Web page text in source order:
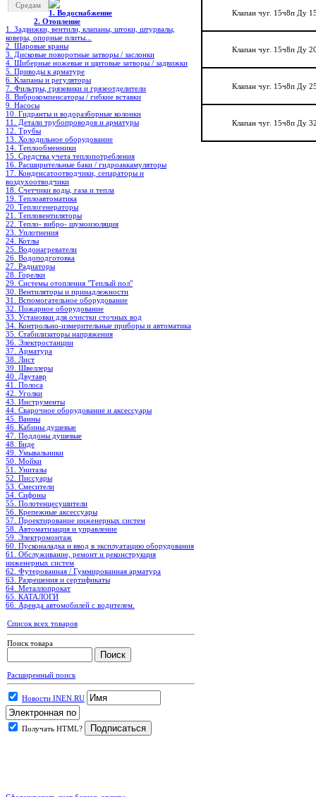
Средам
1. Водоснабжение
2. Отопление
1. Задвижки, вентили, клапаны, штоки, штурвалы,
коверы, опорные плиты...
2. Шаровые краны
3. Дисковые поворотные затворы / заслонки
4. Шиберные ножевые и щитовые затворы / задвижки
5. Приводы к арматуре
6. Клапаны и регуляторы
7. Фильтры, грязевики и грязеотделители
8. Виброкомпенсаторы / гибкие вставки
9. Насосы
10. Гидранты и водоразборные колонки
11. Детали трубопроводов и арматуры
12. Трубы
13. Холодильное oборудование
14. Теплообменники
15. Средства учета теплопотребления
16. Расширительные баки / гидроаккамуляторы
17. Конденсатоотводчики, сепараторы и
воздухоотводчики
18. Счетчики воды, газа и тепла
19. Теплоавтоматика
20. Теплогенераторы
21. Тепловентиляторы
22. Тепло- вибро- шумоизоляция
23. Уплотнения
24. Котлы
25. Водонагреватели
26. Водоподготовка
27. Радиаторы
28. Горелки
29. Системы отопления "Теплый пол"
30. Вентиляторы и принадлежности
31. Вспомогательное оборудование
32. Пожарное оборудование
33. Установки для очистки сточных вод
34. Контрольно-измерительные приборы и автоматика
35. Стабилизаторы напряжения
36. Электростанции
37. Арматура
38. Лист
39. Швеллеры
40. Двутавр
41. Полоса
42. Уголки
43. Инструменты
44. Сварочное оборудование и аксессуары
45. Ванны
46. Кабины душевые
47. Поддоны душевые
48. Биде
49. Умывальники
50. Мойки
51. Унитазы
52. Писсуары
53. Смесители
54. Сифоны
55. Полотенцесушители
56. Крепежные аксессуары
57. Проектирование инженерных систем
58. Автоматизация и управление
59. Электромонтаж
60. Пусконаладка и ввод в эксплуатацию оборудования
61. Обслуживание, ремонт и реконструкция
инженерных систем
62. Футерованная / Гуммированная арматура
63. Разрешения и сертификаты
64. Металлопрокат
65. КАТАЛОГИ
66. Аренда автомобилей с водителем.
Список всех товаров
Поиск товара
Расширенный поиск
Новости INEN.RU
Получать HTML?
Клапан чуг. 15ч8п Ду
Клапан чуг. 15ч8п Ду
Клапан чуг. 15ч8п Ду
Клапан чуг. 15ч8п Ду